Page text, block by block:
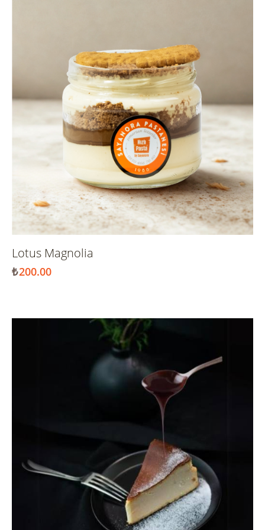
Lotus Magnolia
₺200.00